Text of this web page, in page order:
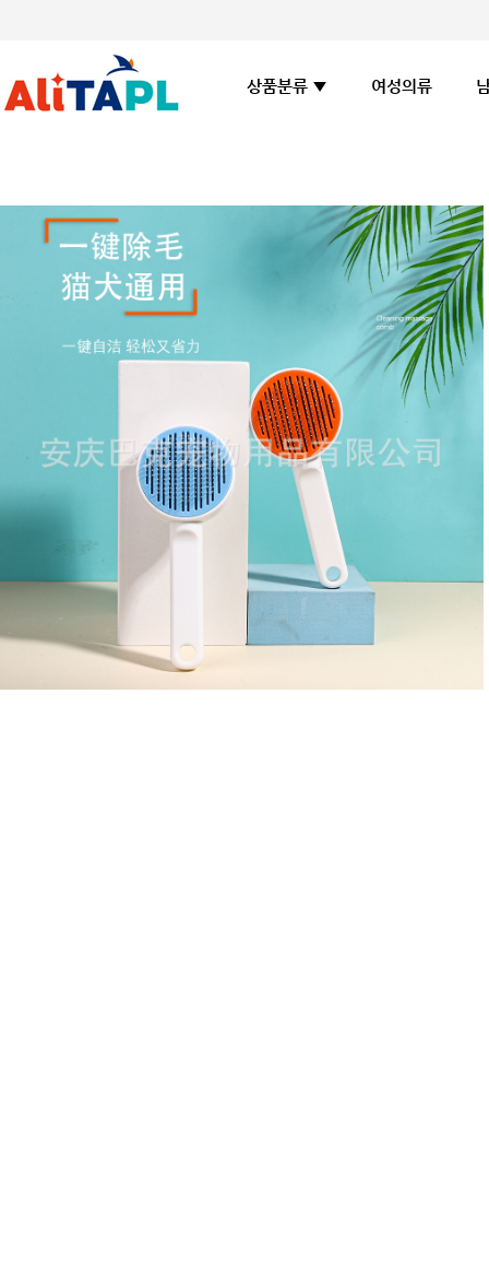
상품분류 ▼ 여성의류